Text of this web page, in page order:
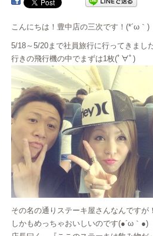
こんにちは！豊中店の三次です！(*´ω｀)
5/18～5/20まで社員旅行に行ってきまし
行きの飛行機の中でまずは1枚(ﾟ∀ﾟ)
その名の通りステーキ屋さんなんですが
しかもめっちゃおいしいのです(●´ω｀●)